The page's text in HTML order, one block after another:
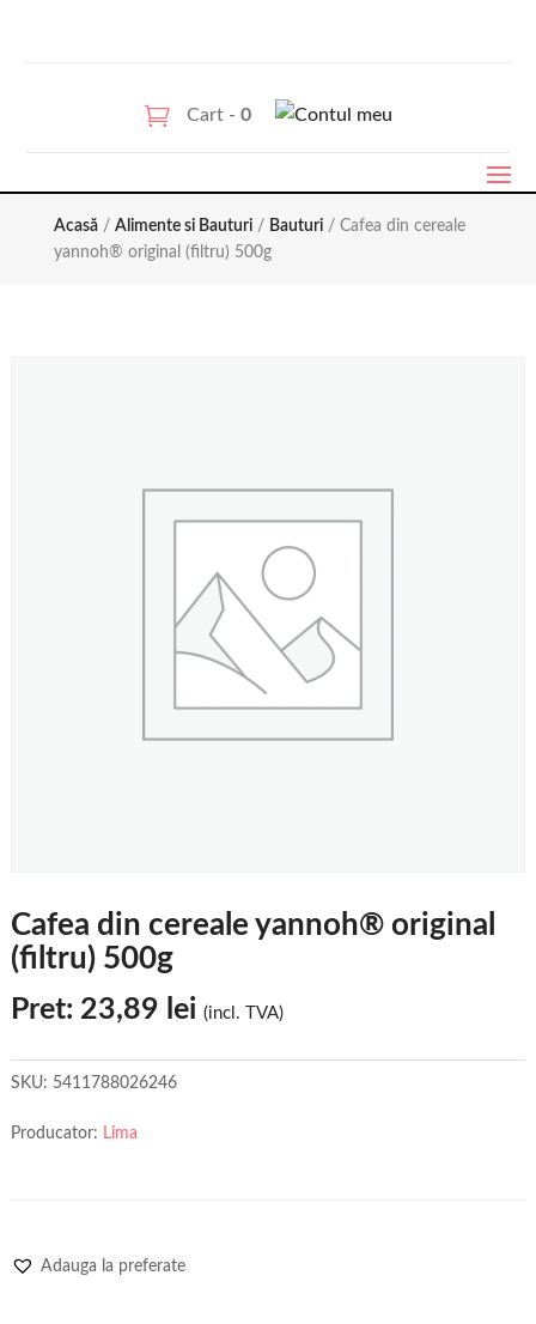
Cart - 0
Acasă/ Alimente si Bauturi/ Bauturi/ Cafea din cereale
yannoh® original (filtru) 500g
Cafea din cereale yannoh® original
(filtru) 500g
Pret: 23,89 lei (incl. TVA)
SKU: 5411788026246
Producator: Lima
Adauga la preferate